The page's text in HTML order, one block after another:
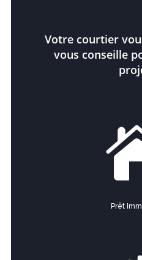
Votre courtier
vous conseille
Prêt